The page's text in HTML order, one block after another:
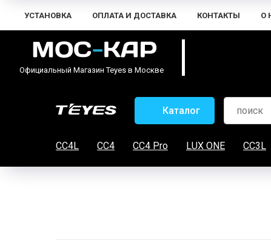
УСТАНОВКА ОПЛАТА И ДОСТАВКА КОНТАКТЫ О
Официальный Магазин Teyes в Москве
Каталог
CC4L CC4 CC4 Pro LUX ONE CC3L